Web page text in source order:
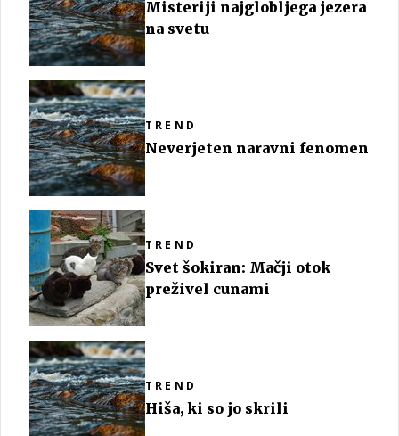
Misteriji najglobljega jezera
na svetu
TREND
Neverjeten naravni fenomen
TREND
Svet šokiran: Mačji otok
preživel cunami
TREND
Hiša, ki so jo skrili